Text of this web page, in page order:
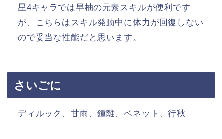
星4キャラでは早柚の元素スキルが便利です
が、こちらはスキル発動中に体力が回復しない
ので妥当な性能だと思います。
さいごに
ディルック、甘雨、鍾離、ベネット、行秋